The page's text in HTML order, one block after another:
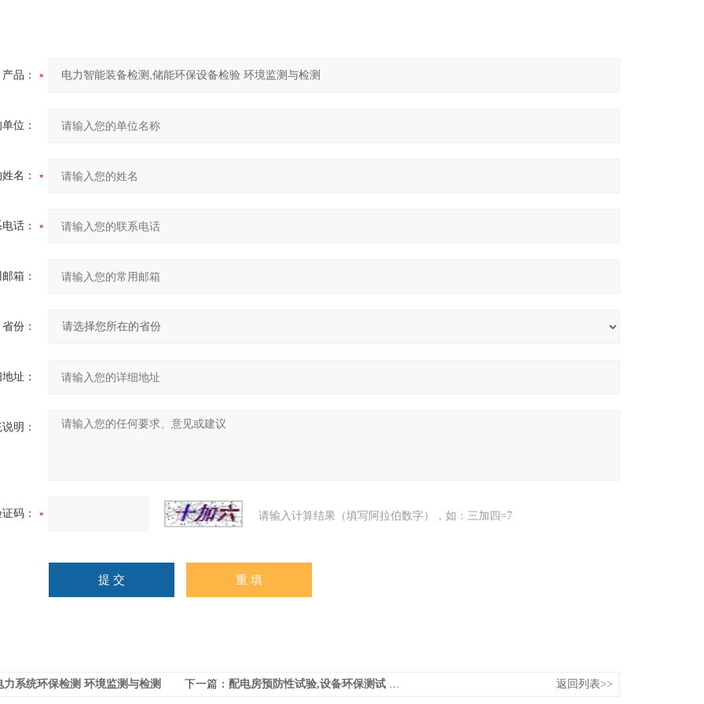
产品：
位：
名：
话：
箱：
省份：
址：
明：
码： 请输入计算结果（填写阿拉伯数字），如：三加四=7
力系统环保检测 环境监测与检测 下一篇： 配电房预防性试验,设备环保测试 储能设备 返回列表>>